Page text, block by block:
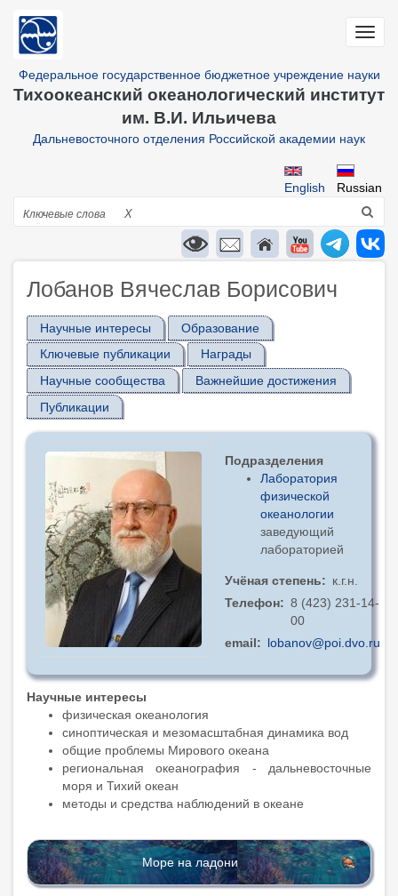
основному
Федеральное государственное бюджетное учреждение науки
Тихоокеанский океанологический институт
им. В.И. Ильичева
Дальневосточного отделения Российской академии наук
Russian
English
Поиск
X
Лобанов Вячеслав Борисович
Научные интересы
Образование
Ключевые публикации
Награды
Научные сообщества
Важнейшие достижения
Публикации
Подразделения
Лаборатория
физической
океанологии
заведующий
лабораторией
Учёная степень
к.г.н.
Телефон
8 (423) 231-14-
00
email
lobanov@poi.dvo.ru
Научные интересы
физическая океанология
синоптическая и мезомасштабная динамика вод
общие проблемы Мирового океана
региональная океанография - дальневосточные
моря и Тихий океан
методы и средства наблюдений в океане
Море на ладони